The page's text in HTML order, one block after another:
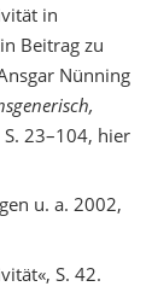
in
Beitrag zu
Nünning
23–104, hier
u. a. 2002,
S. 42.